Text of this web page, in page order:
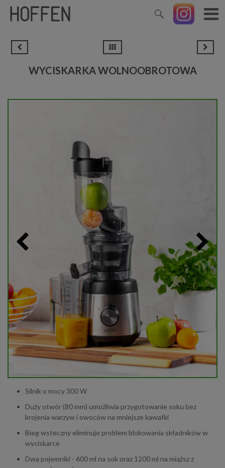
WYCISKARKA WOLNOOBROTOWA
Silnik o mocy 300 W
Duży otwór (80 mm) umożliwia przygotowanie soku bez
krojenia warzyw i owoców na mniejsze kawałki
Bieg wsteczny eliminuje problem blokowania składników w
wyciskarce
Dwa pojemniki - 600 ml na sok oraz 1200 ml na miąższ z